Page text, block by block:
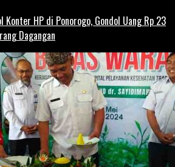
Konter HP di Ponorogo, Gondol Uang Rp 23
Dagangan